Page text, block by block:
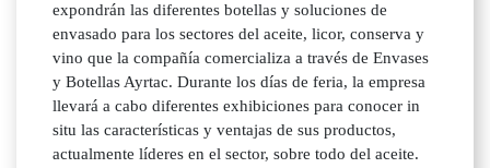
expondrán las diferentes botellas y soluciones de
envasado para los sectores del aceite, licor, conserva y
vino que la compañía comercializa a través de Envases
y Botellas Ayrtac. Durante los días de feria, la empresa
llevará a cabo diferentes exhibiciones para conocer in
situ las características y ventajas de sus productos,
actualmente líderes en el sector, sobre todo del aceite.